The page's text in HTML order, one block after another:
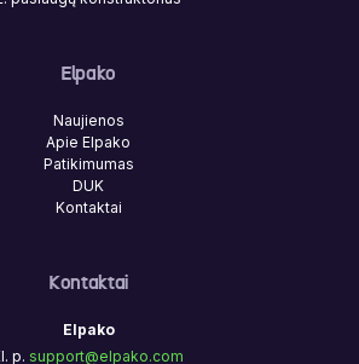
Elpako
Naujienos
Apie Elpako
Patikimumas
DUK
Kontaktai
Kontaktai
Elpako
p. support@elpako.com